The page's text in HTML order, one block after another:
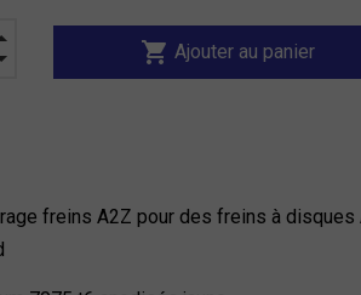
shopping_cart Ajouter au panier
freins A2Z pour des freins à disques